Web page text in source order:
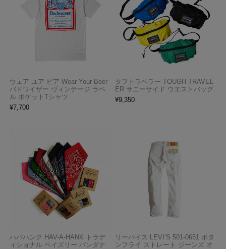
ウェア ユア ビア Wear Your Beer
バドワイザー ヴィンテージ ラベ
ル ポケットTシャツ
¥7,700
タフトラベラー TOUGH TRAVEL
ER サニーサイド ウエストバッグ
¥9,350
ハバハンク HAV-A-HANK トラデ
ィショナル ペイズリー バンダナ
リーバイス LEVI’S 501-0651 ボタ
ンフライ ストレート ジーンズ オ